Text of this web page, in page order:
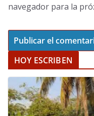
navegador para la
HOY ESCRIBEN